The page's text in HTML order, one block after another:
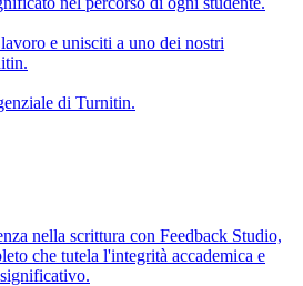
e unisciti a uno dei nostri
di Turnitin.
nella scrittura con Feedback Studio,
che tutela l'integrità accademica e